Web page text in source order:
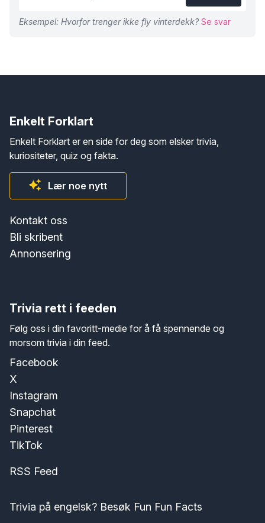
Eksempel: Hvorfor trenger ikke fly vinterdekk? Se svar
Enkelt Forklart
Enkelt Forklart er en side for deg som elsker trivia,
kuriositeter, quiz og fakta.
Lær noe nytt
Kontakt oss
Bli skribent
Annonsering
Trivia rett i feeden
Følg oss i din favoritt-medie for å få spennende og
morsom trivia i din feed.
Facebook
X
Instagram
Snapchat
Pinterest
TikTok
RSS Feed
Trivia på engelsk? Besøk Fun Fun Facts